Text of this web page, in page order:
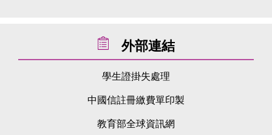
外部連結
學生證掛失處理
中國信註冊繳費單印製
教育部全球資訊網